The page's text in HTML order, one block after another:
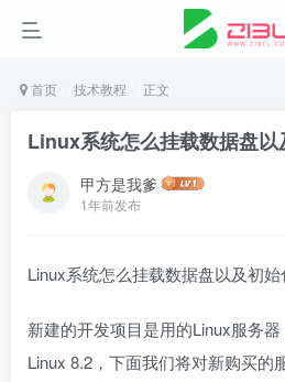
首页 技术教程 正文
Linux系统怎么挂载数据盘以
甲方是我爹
1年前发布
Linux系统怎么挂载数据盘以及初始
新建的开发项目是用的Linux服务
Linux 8.2，下面我们将对新购买的